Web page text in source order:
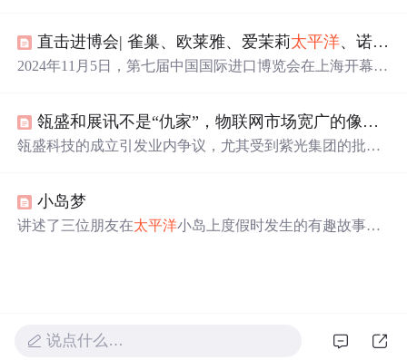
台发布相关内容来吸引目标客户群体。
直击进博会| 雀巢、欧莱雅、爱茉莉太平洋、诺华、西门子医疗、拜耳、江森自控、霍尼韦尔、3M等全球知名企业连续第七次亮相进博会...
2024年11月5日，第七届中国国际进口博览会在上海开幕，
新品；诺华展示创新药物等，各企业均展示了自身在不同
领域的成果与实力。
瓴盛和展讯不是“仇家”，物联网市场宽广的像
太平
瓴盛科技的成立引发业内争议，尤其受到紫光集团的批
小岛梦
讲述了三位朋友在太平洋小岛上度假时发生的有趣故事，
说点什么…